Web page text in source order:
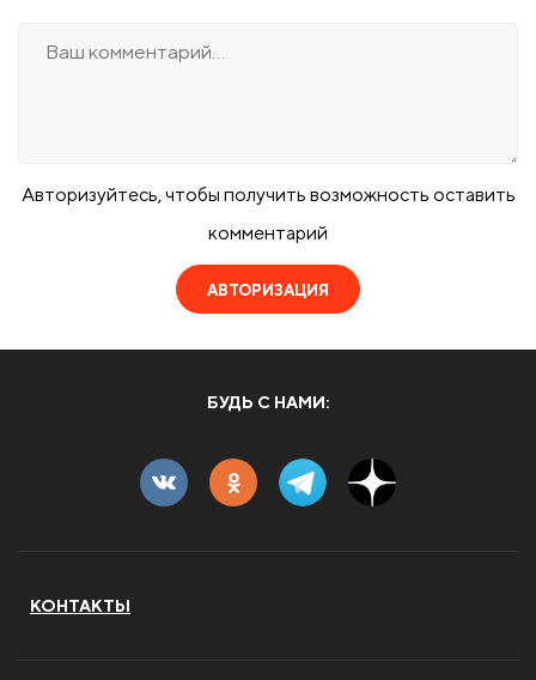
Авторизуйтесь, чтобы получить возможность оставить
комментарий
АВТОРИЗАЦИЯ
БУДЬ С НАМИ:
КОНТАКТЫ